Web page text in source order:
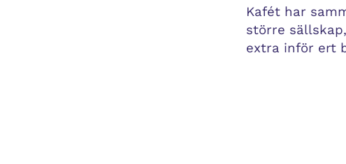
Kafét har
större
extra inför ert